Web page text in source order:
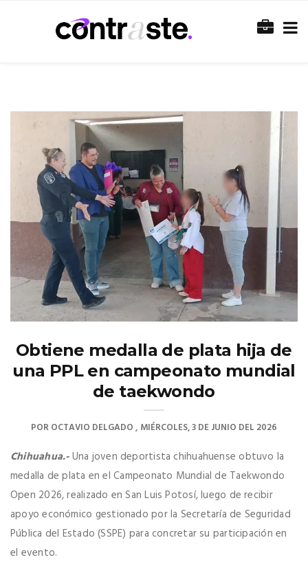
Obtiene medalla de plata hija de
una PPL en campeonato mundial
de taekwondo
POROCTAVIO DELGADO MIÉRCOLES, 3 DE JUNIO DEL 2026
Chihuahua.-Una joven deportista chihuahuense obtuvo la
medalla de plata en el Campeonato Mundial de Taekwondo
Open 2026, realizado en San Luis Potosí, luego de recibir
apoyo económico gestionado por la Secretaría de Seguridad
Pública del Estado (SSPE) para concretar su participación en
el evento.